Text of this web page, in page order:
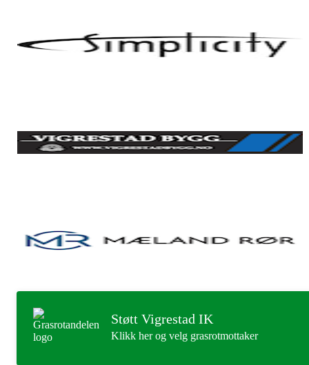
Støtt Vigrestad IK
Klikk her og velg grasrotmottaker